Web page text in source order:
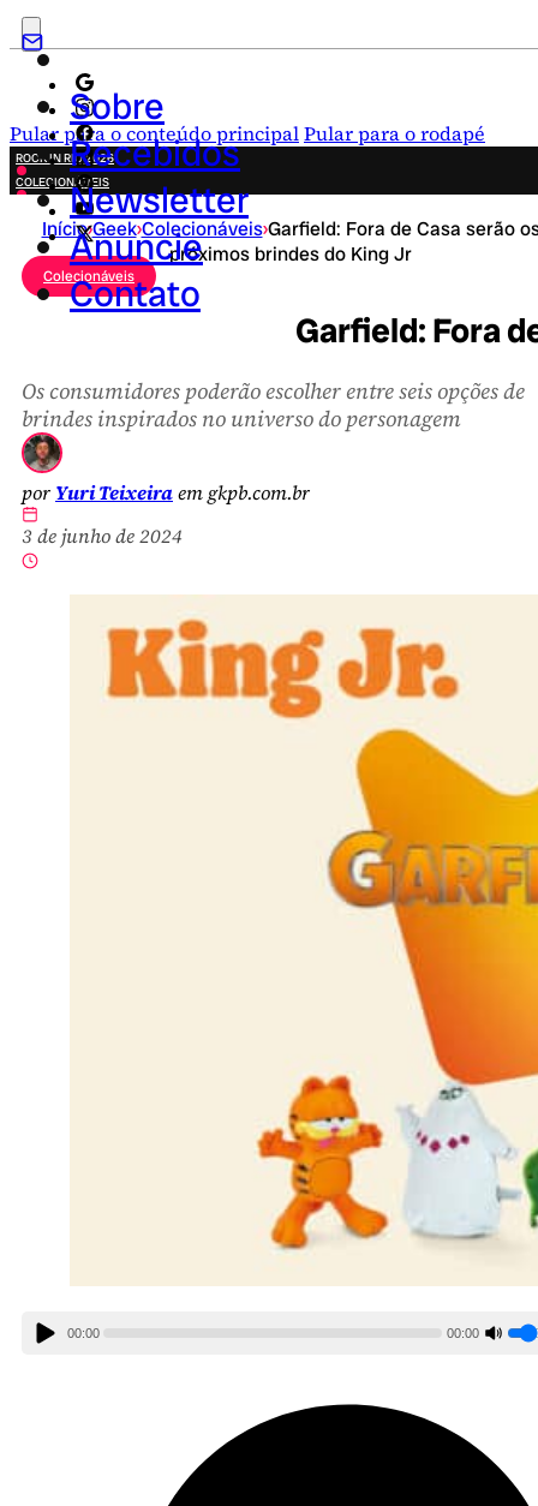
Pular para o conteúdo principalPular para o rodapé
Sobre
Recebidos
Newsletter
Anuncie
Contato
ROCK IN RIO 2026
COLECIONÁVEIS
FESTA JUNINA
NOVIDADES
CAMPANHAS CRIATIVAS
Início›Geek›Colecionáveis›Garfield: Fora de Casa serão
próximos brindes do King Jr
Colecionáveis
Garfield: Fora
Os consumidores poderão escolher entre seis opções de
brindes inspirados no universo do personagem
por Yuri Teixeiraem gkpb.com.br
3 de junho de 2024
00:00 00:00